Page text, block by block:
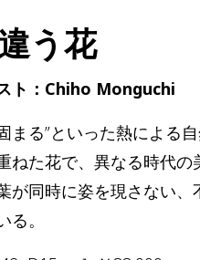
う花
ト：Chiho Monguchi
固まる”といった熱によ
ねた花で、異なる時代
が同時に姿を現さない
る。